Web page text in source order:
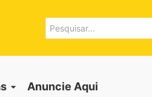
Anuncie Aqui